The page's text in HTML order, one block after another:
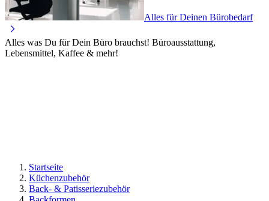
Alles für Deinen Bürobedarf
Alles was Du für Dein Büro brauchst! Büroausstattung,
Lebensmittel, Kaffee & mehr!
Startseite
Küchenzubehör
Back- & Patisseriezubehör